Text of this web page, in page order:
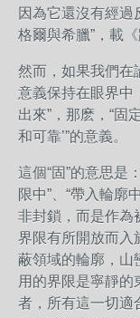
因為它還沒有經過
格爾與希臘”，載
然而，如果我們在
意義保持在眼界中
出來”，那麽，“固
和可靠’”的意義。
這個“固”的意思是
限中”、“帶入輪廓
非封鎖，而是作為
界限有所開放而入
蔽領域的輪廓，山
用的界限是寧靜的
者，所有這一切適